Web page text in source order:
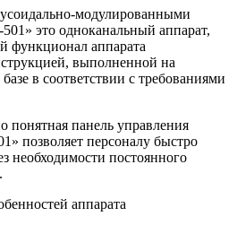
модулированными
это одноканальный аппарат,
функционал аппарата
выполненной на
в соответствии с требованиями
понятная панель управления
позволяет персоналу быстро
необходимости постоянного
аппарата